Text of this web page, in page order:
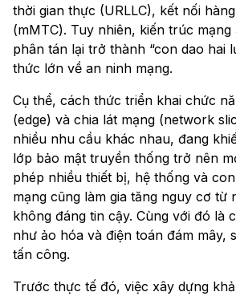
thời gian thực (URLLC), kết nối
(mMTC). Tuy nhiên, kiến trúc
phân tán lại trở thành “con dao hai
thức lớn về an ninh mạng.
Cụ thể, cách thức triển khai chức
(edge) và chia lát mạng (network
nhiều nhu cầu khác nhau, đang
lớp bảo mật truyền thống trở nên
phép nhiều thiết bị, hệ thống và
mạng cũng làm gia tăng nguy cơ từ
không đáng tin cậy. Cùng với đó là
như ảo hóa và điện toán đám mây,
tấn công.
Trước thực tế đó, việc xây dựng